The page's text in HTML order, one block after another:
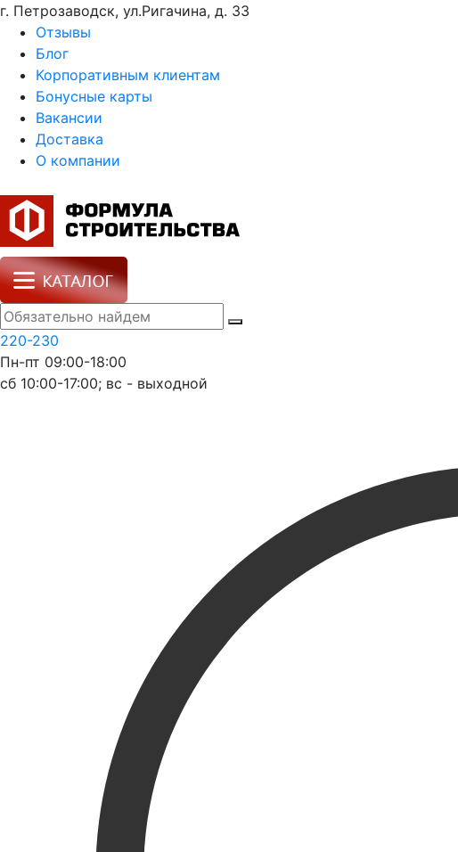
г. Петрозаводск, ул.Ригачина, д. 33
Отзывы
Блог
Корпоративным клиентам
Бонусные карты
Вакансии
Доставка
О компании
220-230
Пн-пт 09:00-18:00
сб 10:00-17:00; вс - выходной